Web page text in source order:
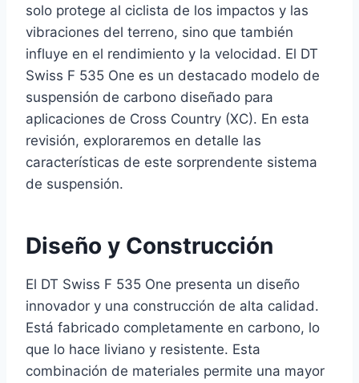
solo protege al ciclista de los impactos y las
vibraciones del terreno, sino que también
influye en el rendimiento y la velocidad. El DT
Swiss F 535 One es un destacado modelo de
suspensión de carbono diseñado para
aplicaciones de Cross Country (XC). En esta
revisión, exploraremos en detalle las
características de este sorprendente sistema
de suspensión.
Diseño y Construcción
El DT Swiss F 535 One presenta un diseño
innovador y una construcción de alta calidad.
Está fabricado completamente en carbono, lo
que lo hace liviano y resistente. Esta
combinación de materiales permite una mayor